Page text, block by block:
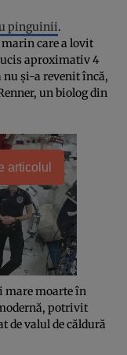
pinguinii.
care a lovit
ucis aproximativ 4
nu și-a revenit încă,
un biolog din
articolul
mare moarte în
potrivit
de valul de căldură